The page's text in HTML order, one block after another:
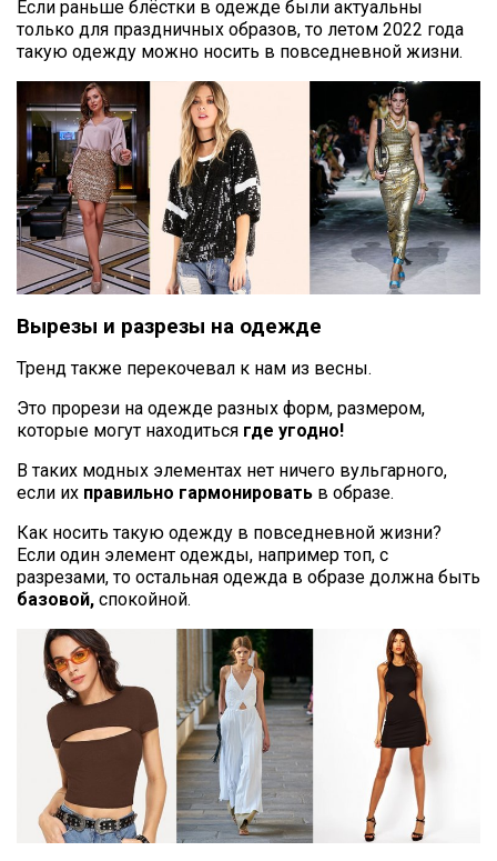
Если раньше блёстки в одежде были актуальны
только для праздничных образов, то летом 2022 года
такую одежду можно носить в повседневной жизни.
Вырезы и разрезы на одежде
Тренд также перекочевал к нам из весны.
Это прорези на одежде разных форм, размером,
которые могут находиться где угодно!
В таких модных элементах нет ничего вульгарного,
если их правильно гармонировать в образе.
Как носить такую одежду в повседневной жизни?
Если один элемент одежды, например топ, с
разрезами, то остальная одежда в образе должна быть
базовой, спокойной.